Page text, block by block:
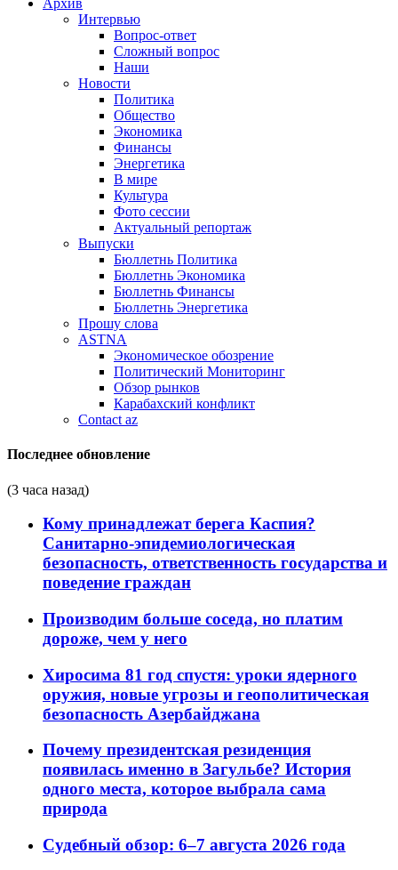
Архив
Интервью
Вопрос-ответ
Сложный вопрос
Наши
Новости
Политика
Общество
Экономика
Финансы
Энергетика
В мире
Культура
Фото сессии
Актуальный репортаж
Выпуски
Бюллетнь Политика
Бюллетнь Экономика
Бюллетнь Финансы
Бюллетнь Энергетика
Прошу слова
ASTNA
Экономическое обозрение
Политический Мониторинг
Обзор рынков
Карабахский конфликт
Contact az
Последнее обновление
(3 часа назад)
Кому принадлежат берега Каспия?
Санитарно-эпидемиологическая
безопасность, ответственность государства и
поведение граждан
Производим больше соседа, но платим
дороже, чем у него
Хиросима 81 год спустя: уроки ядерного
оружия, новые угрозы и геополитическая
безопасность Азербайджана
Почему президентская резиденция
появилась именно в Загульбе? История
одного места, которое выбрала сама
природа
Судебный обзор: 6–7 августа 2026 года